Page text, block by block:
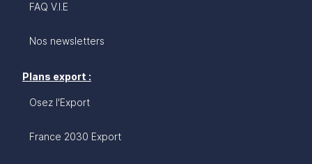
FAQ V.I.E
Nos newsletters
Plans export :
Osez l'Export
France 2030 Export